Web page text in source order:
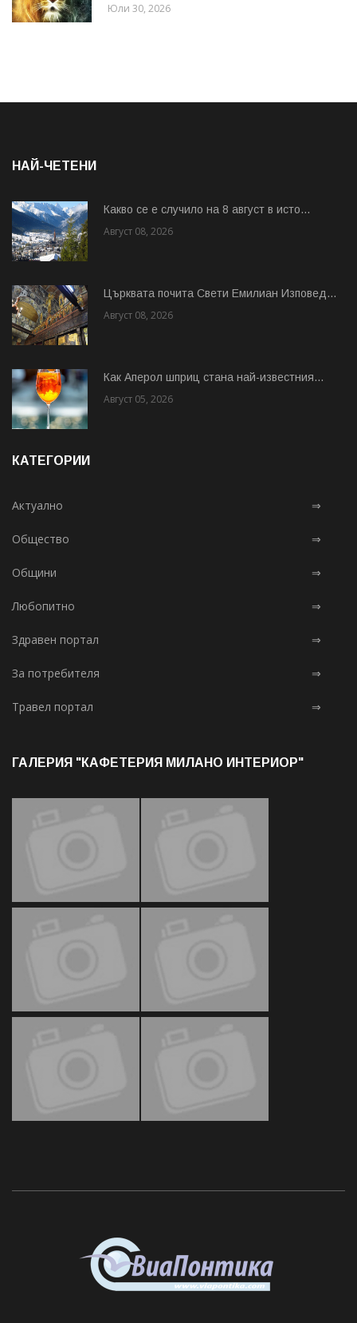
Юли 30, 2026
НАЙ-ЧЕТЕНИ
Какво се е случило на 8 август в исто...
Август 08, 2026
Църквата почита Свeти Емилиан Изповед...
Август 08, 2026
Как Аперол шприц стана най-известния...
Август 05, 2026
КАТЕГОРИИ
Актуално ⇒
Общество ⇒
Общини ⇒
Любопитно ⇒
Здравен портал ⇒
За потребителя ⇒
Травел портал ⇒
ГАЛЕРИЯ "КАФЕТЕРИЯ МИЛАНО ИНТЕРИОР"